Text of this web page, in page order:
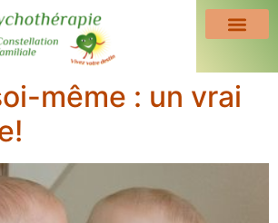
même : un vrai